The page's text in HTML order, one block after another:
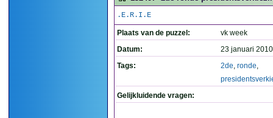
.E.R.I.E
Plaats van de puzzel:
vk week
Datum:
23 januari
Tags:
2de, ronde,
Gelijkluidende vragen: